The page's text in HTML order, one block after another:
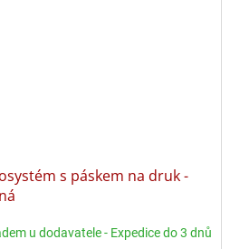
s páskem na druk -
u dodavatele - Expedice do 3 dnů